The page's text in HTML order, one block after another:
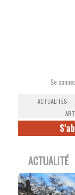
Se
ACTUALITÉS
ACTUALITÉ